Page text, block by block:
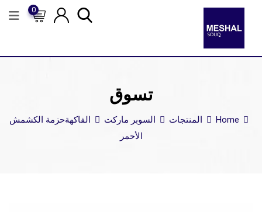
0
تسوق
Home المنتجات السوبر ماركت الفاكهةحزمة الكشمش
الأحمر